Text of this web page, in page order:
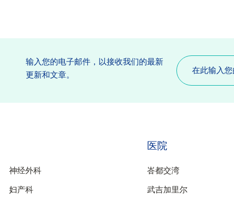
输入您的电子邮件，以接收我们的最新
更新和文章。
电
子
邮
件
填)
神经外科
妇产科
医院
峇都交湾
武吉加里尔